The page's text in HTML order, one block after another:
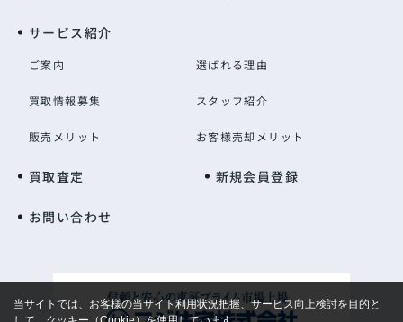
サービス紹介
ご案内 選ばれる理由
買取情報募集 スタッフ紹介
販売メリット お客様売却メリット
買取査定 新規会員登録
お問い合わせ
当サイトでは、お客様の当サイト利用状況把握、サービス向上検討を目的と